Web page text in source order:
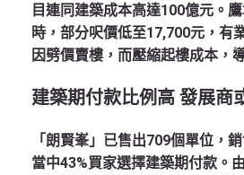
目連同建築成本高達100億元 。
時，部分呎價低至17,700元 ，有
因劈價賣樓，而壓縮起樓成本，
建築期付款比例高 發展商
「朗賢峯」已售出709個單位，
當中43%買家選擇建築期付款。